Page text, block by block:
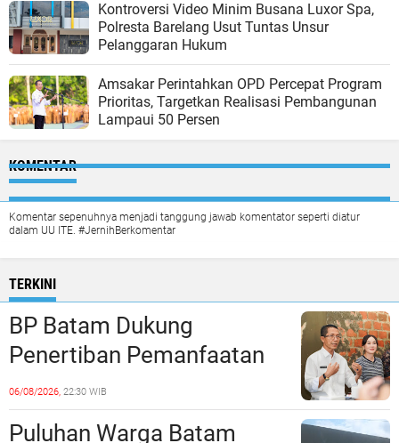
Kontroversi Video Minim Busana Luxor Spa,
Polresta Barelang Usut Tuntas Unsur
Pelanggaran Hukum
Amsakar Perintahkan OPD Percepat Program
Prioritas, Targetkan Realisasi Pembangunan
Lampaui 50 Persen
KOMENTAR
Komentar sepenuhnya menjadi tanggung jawab komentator seperti diatur
dalam UU ITE. #JernihBerkomentar
TERKINI
BP Batam Dukung
Penertiban Pemanfaatan
Ruang Laut Sesuai
Ketentuan Peraturan
06/08/2026, 22:30 WIB
Puluhan Warga Batam